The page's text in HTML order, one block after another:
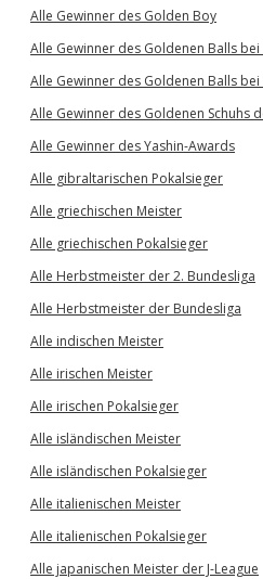
Alle Gewinner des Golden Boy
Alle Gewinner des Goldenen Balls bei
Alle Gewinner des Goldenen Balls
Alle Gewinner des Goldenen Schuhs
Alle Gewinner des Yashin-Awards
Alle gibraltarischen Pokalsieger
Alle griechischen Meister
Alle griechischen Pokalsieger
Alle Herbstmeister der 2. Bundesliga
Alle Herbstmeister der Bundesliga
Alle indischen Meister
Alle irischen Meister
Alle irischen Pokalsieger
Alle isländischen Meister
Alle isländischen Pokalsieger
Alle italienischen Meister
Alle italienischen Pokalsieger
Alle japanischen Meister der J-League